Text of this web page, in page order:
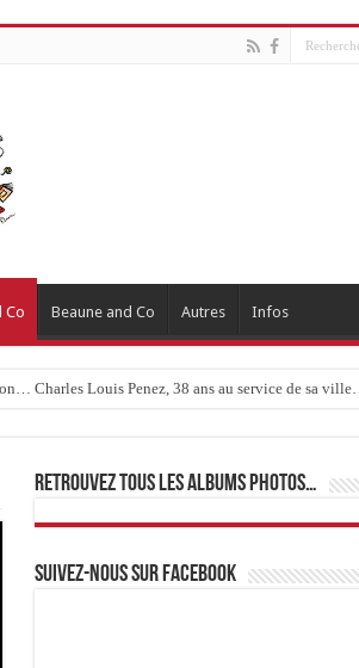
Co Beaune and Co Autres Infos
Charles Louis Penez, 38 ans au service de sa ville…
Retrouvez tous les albums photos…
Suivez-nous sur Facebook